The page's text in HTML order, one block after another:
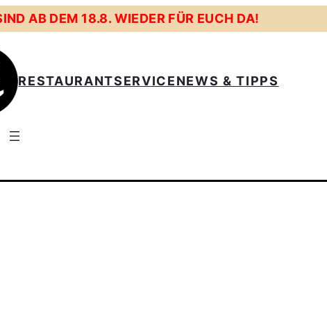
AB DEM 18.8. WIEDER FÜR EUCH DA!
RESTAURANTSERVICENEWS & TIPPS